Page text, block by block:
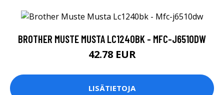
BROTHER MUSTE MUSTA LC1240BK - MFC-J6510DW
42.78 EUR
LISÄTIETOJA